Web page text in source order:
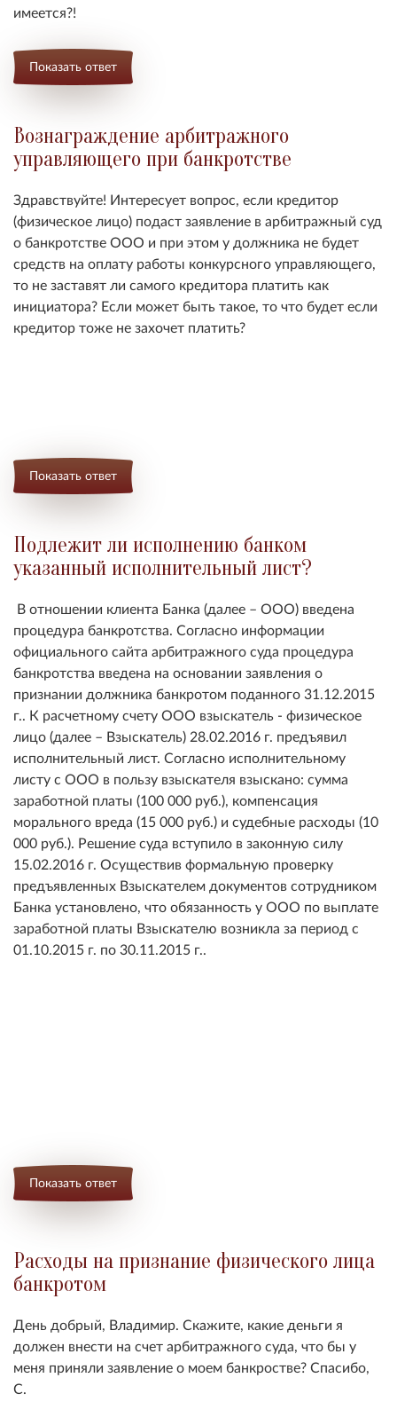
имеется?!
Показать ответ
Вознаграждение арбитражного
управляющего при банкротстве
Здравствуйте! Интересует вопрос, если кредитор
(физическое лицо) подаст заявление в арбитражный суд
о банкротстве ООО и при этом у должника не будет
средств на оплату работы конкурсного управляющего,
то не заставят ли самого кредитора платить как
инициатора? Если может быть такое, то что будет если
кредитор тоже не захочет платить?
Показать ответ
Подлежит ли исполнению банком
указанный исполнительный лист?
В отношении клиента Банка (далее – ООО) введена
процедура банкротства. Согласно информации
официального сайта арбитражного суда процедура
банкротства введена на основании заявления о
признании должника банкротом поданного 31.12.2015
г.. К расчетному счету ООО взыскатель - физическое
лицо (далее – Взыскатель) 28.02.2016 г. предъявил
исполнительный лист. Согласно исполнительному
листу с ООО в пользу взыскателя взыскано: сумма
заработной платы (100 000 руб.), компенсация
морального вреда (15 000 руб.) и судебные расходы (10
000 руб.). Решение суда вступило в законную силу
15.02.2016 г. Осуществив формальную проверку
предъявленных Взыскателем документов сотрудником
Банка установлено, что обязанность у ООО по выплате
заработной платы Взыскателю возникла за период с
01.10.2015 г. по 30.11.2015 г..
Показать ответ
Расходы на признание физического лица
банкротом
День добрый, Владимир. Скажите, какие деньги я
должен внести на счет арбитражного суда, что бы у
меня приняли заявление о моем банкростве? Спасибо,
С.